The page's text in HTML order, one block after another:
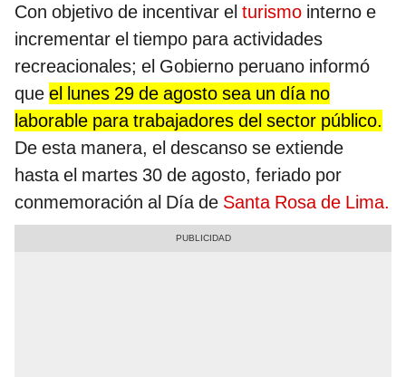
Con objetivo de incentivar el turismo interno e
incrementar el tiempo para actividades
recreacionales; el Gobierno peruano informó
que el lunes 29 de agosto sea un día no
laborable para trabajadores del sector público.
De esta manera, el descanso se extiende
hasta el martes 30 de agosto, feriado por
conmemoración al Día de Santa Rosa de Lima.